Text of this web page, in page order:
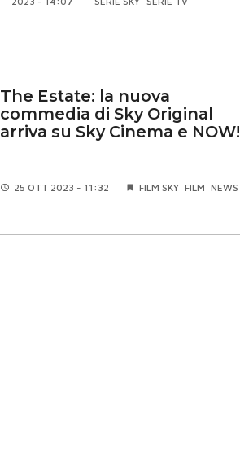
The Estate: la nuova
commedia di Sky Original
arriva su Sky Cinema e NOW!
25 OTT 2023 - 11:32 FILM SKY FILM NEWS